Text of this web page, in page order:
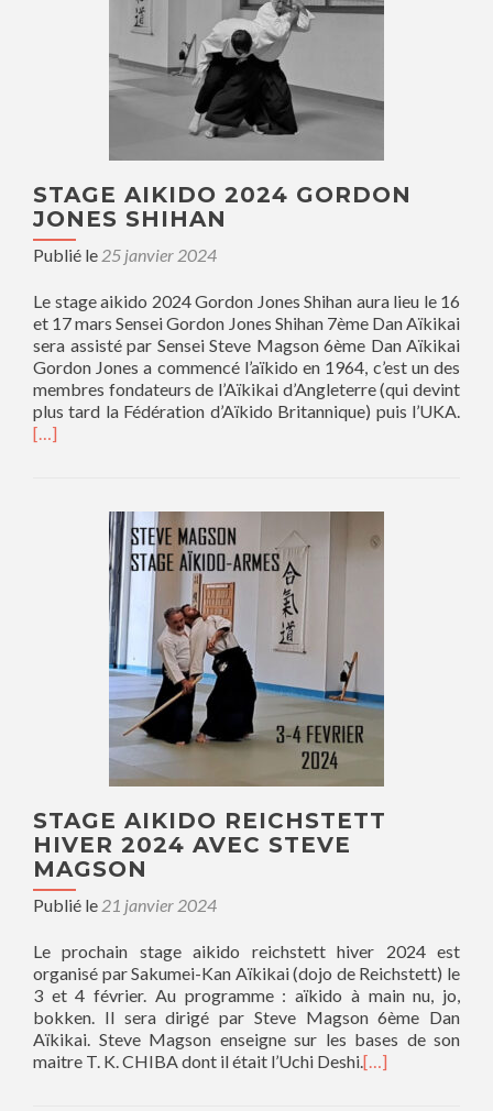
STAGE AIKIDO 2024 GORDON
JONES SHIHAN
Publié le 25 janvier 2024
Le stage aikido 2024 Gordon Jones Shihan aura lieu le 16
et 17 mars Sensei Gordon Jones Shihan 7ème Dan Aïkikai
sera assisté par Sensei Steve Magson 6ème Dan Aïkikai
Gordon Jones a commencé l’aïkido en 1964, c’est un des
membres fondateurs de l’Aïkikai d’Angleterre (qui devint
plus tard la Fédération d’Aïkido Britannique) puis l’UKA.
[…]
STAGE AIKIDO REICHSTETT
HIVER 2024 AVEC STEVE
MAGSON
Publié le 21 janvier 2024
Le prochain stage aikido reichstett hiver 2024 est
organisé par Sakumei-Kan Aïkikai (dojo de Reichstett) le
3 et 4 février. Au programme : aïkido à main nu, jo,
bokken. Il sera dirigé par Steve Magson 6ème Dan
Aïkikai. Steve Magson enseigne sur les bases de son
maitre T. K. CHIBA dont il était l’Uchi Deshi.[…]